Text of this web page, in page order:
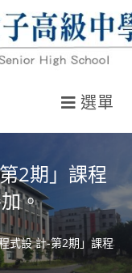
選單
2期」課程
。
式設 計-第2期」課程